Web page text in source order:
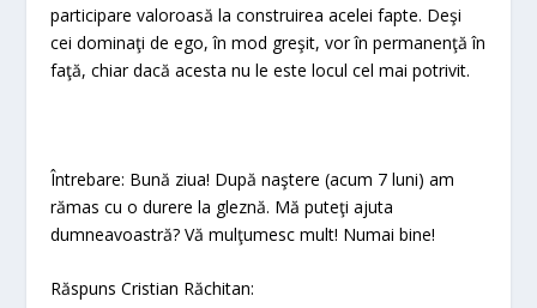
participare valoroasă la construirea acelei fapte. Deşi
cei dominaţi de ego, în mod greşit, vor în permanenţă în
faţă, chiar dacă acesta nu le este locul cel mai potrivit.
Întrebare: Bună ziua! După naştere (acum 7 luni) am
rămas cu o durere la gleznă. Mă puteţi ajuta
dumneavoastră? Vă mulţumesc mult! Numai bine!
Răspuns Cristian Răchitan: